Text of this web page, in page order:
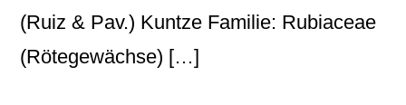
(Ruiz & Pav.) Kuntze Familie: Rubiaceae
(Rötegewächse) […]